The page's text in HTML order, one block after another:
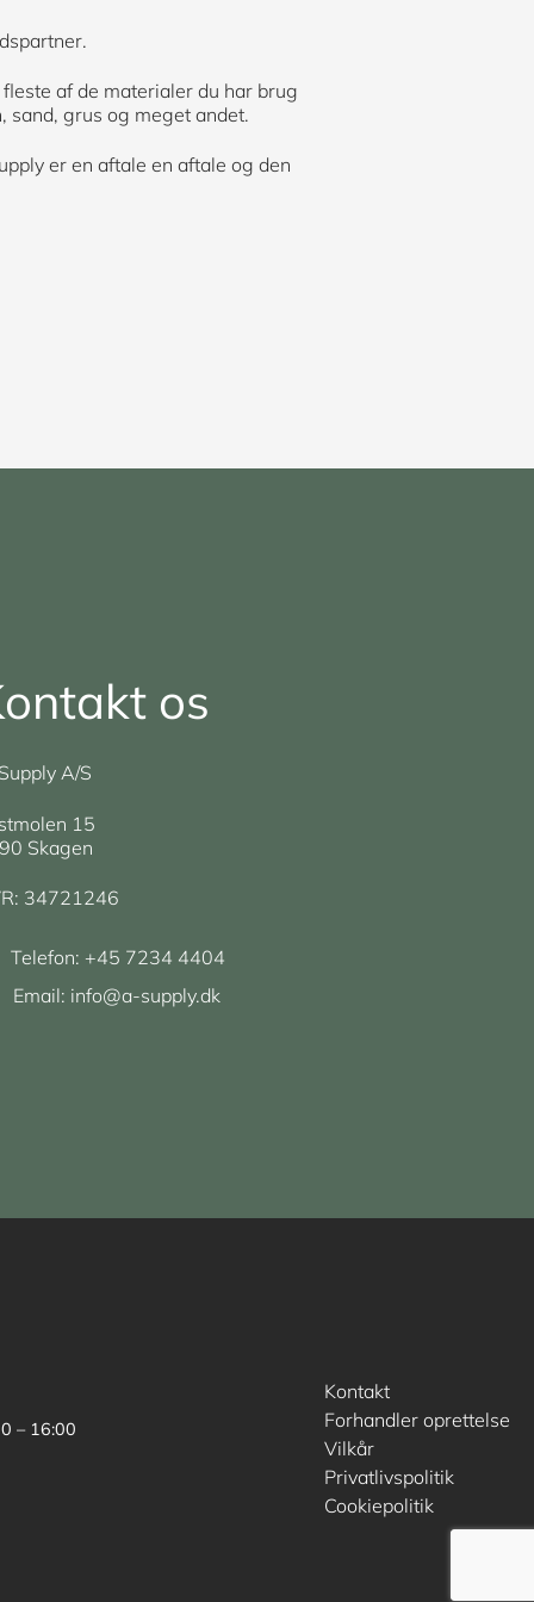
af de materialer du har brug
grus og meget andet.
er en aftale en aftale og den
os
A/S
15
Skagen
34721246
Telefon: +45 7234 4404
Email: info@a-supply.dk
– 16:00
Kontakt
Forhandler oprettelse
Vilkår
Privatlivspolitik
Cookiepolitik